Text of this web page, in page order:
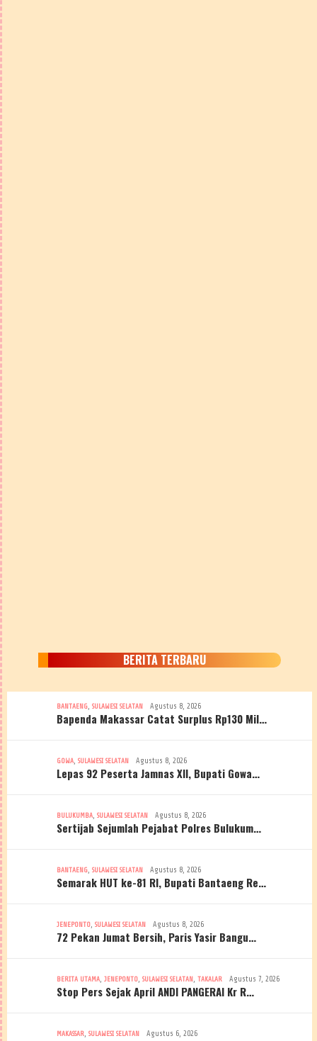
BERITA TERBARU
BANTAENG SULAWESI SELATAN Agustus 8, 2026
Bapenda Makassar Catat Surplus Rp130 Mil…
GOWA SULAWESI SELATAN Agustus 8, 2026
Lepas 92 Peserta Jamnas XII, Bupati Gowa…
BULUKUMBA SULAWESI SELATAN Agustus 8, 2026
Sertijab Sejumlah Pejabat Polres Bulukum…
BANTAENG SULAWESI SELATAN Agustus 8, 2026
Semarak HUT ke-81 RI, Bupati Bantaeng Re…
JENEPONTO SULAWESI SELATAN Agustus 8, 2026
72 Pekan Jumat Bersih, Paris Yasir Bangu…
BERITA UTAMA JENEPONTO SULAWESI SELATAN TAKALAR Agustus 7, 2026
Stop Pers Sejak April ANDI PANGERAI Kr R…
MAKASSAR SULAWESI SELATAN Agustus 6, 2026